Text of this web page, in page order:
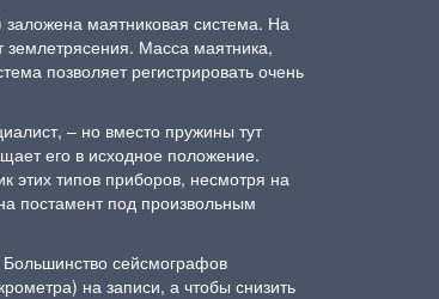
маятниковая система. На
землетрясения. Масса маятника,
позволяет регистрировать очень
– но вместо пружины тут
его в исходное положение.
этих типов приборов, несмотря на
постамент под произвольным
Большинство сейсмографов
на записи, а чтобы снизить